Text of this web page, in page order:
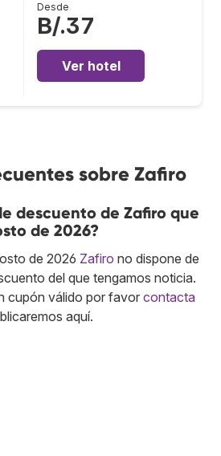
Desde
B/.37
Ver hotel
sobre Zafiro
descuento de Zafiro que
de 2026?
de 2026 Zafiro no dispone de
del que tengamos noticia.
cupón válido por favor contacta
aquí.